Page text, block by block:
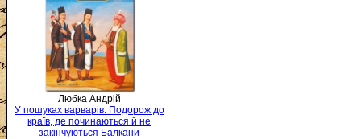
Любка Андрій
У пошуках варварів. Подорож до
країв, де починаються й не
закінчуються Балкани